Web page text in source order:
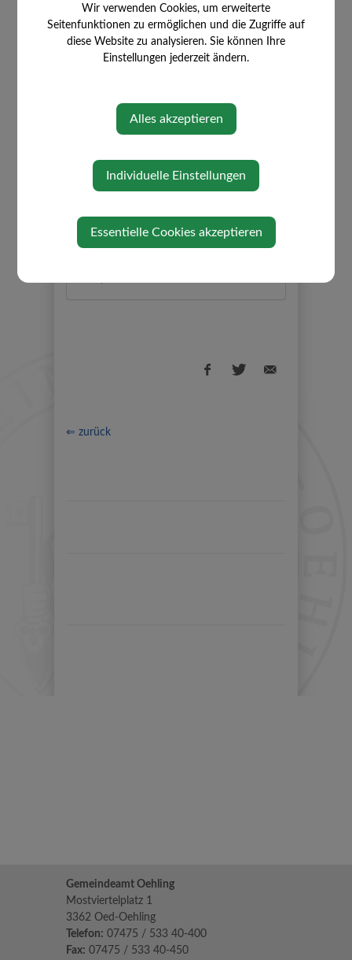
Kindergarten Öhling
Kindergartenstraße 1
3362 Oed-Oehling
Gesunde Gemeinde
Karten
⇐ zurück
Gemeindeamt Oehling
Mostviertelplatz 1
3362 Oed-Oehling
Telefon: 07475 / 533 40-400
Fax: 07475 / 533 40-450
Wir verwenden Cookies, um erweiterte
Seitenfunktionen zu ermöglichen und die Zugriffe auf
diese Website zu analysieren. Sie können Ihre
Einstellungen jederzeit ändern.
Alles akzeptieren
Individuelle Einstellungen
Essentielle Cookies akzeptieren